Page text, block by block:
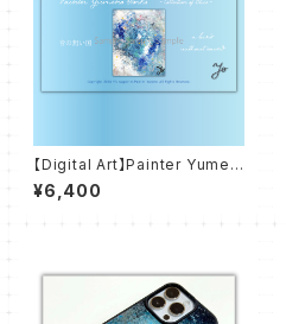
【Digital Art】Painter Yumen
o Works - Colletion of Blu
e - 音の無い国 a land withou
¥6,400